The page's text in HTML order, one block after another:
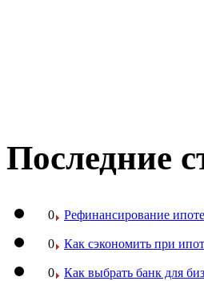
Последние
0 Рефинансирование
0 Как сэкономить при
0 Как выбрать банк для